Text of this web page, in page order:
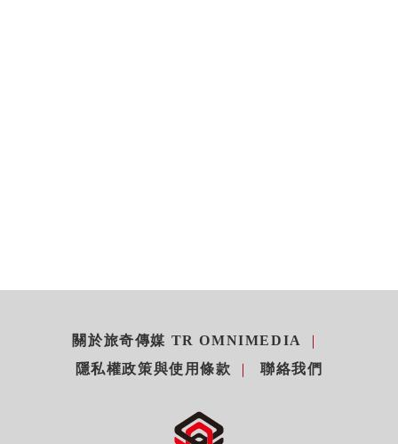
關於旅奇傳媒 TR OMNIMEDIA
隱私權政策與使用條款
聯絡我們